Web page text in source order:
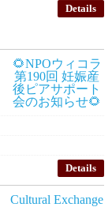
Details
Details